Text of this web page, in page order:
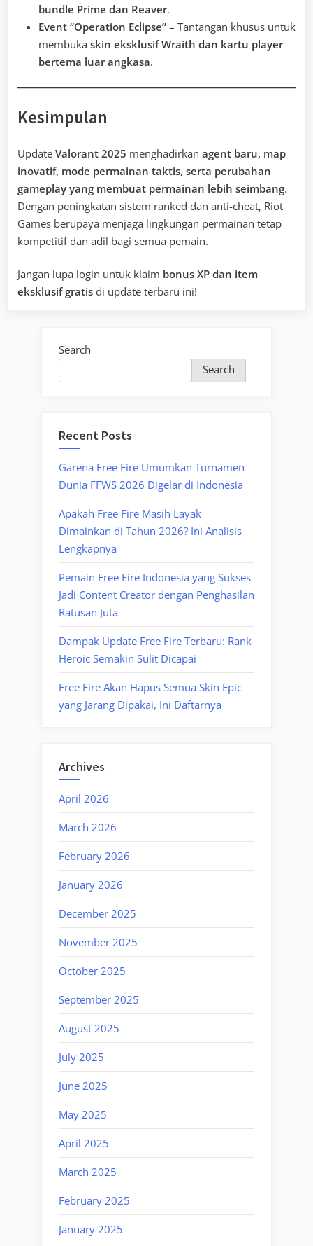
bundle Prime dan Reaver.
Event “Operation Eclipse” – Tantangan khusus untuk
membuka skin eksklusif Wraith dan kartu player
bertema luar angkasa.
Kesimpulan
Update Valorant 2025 menghadirkan agent baru, map
inovatif, mode permainan taktis, serta perubahan
gameplay yang membuat permainan lebih seimbang.
Dengan peningkatan sistem ranked dan anti-cheat, Riot
Games berupaya menjaga lingkungan permainan tetap
kompetitif dan adil bagi semua pemain.
Jangan lupa login untuk klaim bonus XP dan item
eksklusif gratis di update terbaru ini!
Search
Search
Recent Posts
Garena Free Fire Umumkan Turnamen
Dunia FFWS 2026 Digelar di Indonesia
Apakah Free Fire Masih Layak
Dimainkan di Tahun 2026? Ini Analisis
Lengkapnya
Pemain Free Fire Indonesia yang Sukses
Jadi Content Creator dengan Penghasilan
Ratusan Juta
Dampak Update Free Fire Terbaru: Rank
Heroic Semakin Sulit Dicapai
Free Fire Akan Hapus Semua Skin Epic
yang Jarang Dipakai, Ini Daftarnya
Archives
April 2026
March 2026
February 2026
January 2026
December 2025
November 2025
October 2025
September 2025
August 2025
July 2025
June 2025
May 2025
April 2025
March 2025
February 2025
January 2025